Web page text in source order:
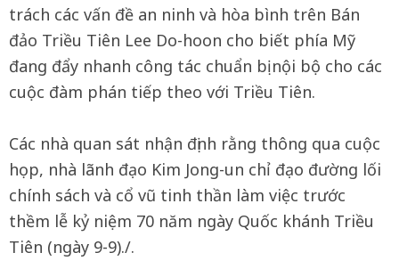
trách các vấn đề an ninh và hòa bình trên Bán
đảo Triều Tiên Lee Do-hoon cho biết phía Mỹ
đang đẩy nhanh công tác chuẩn bị nội bộ cho các
cuộc đàm phán tiếp theo với Triều Tiên.
Các nhà quan sát nhận định rằng thông qua cuộc
họp, nhà lãnh đạo Kim Jong-un chỉ đạo đường lối
chính sách và cổ vũ tinh thần làm việc trước
thềm lễ kỷ niệm 70 năm ngày Quốc khánh Triều
Tiên (ngày 9-9)./.